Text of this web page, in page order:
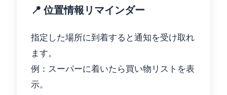
📍 位置情報リマインダー
指定した場所に到着すると通知を受け取れ
ます。
例：スーパーに着いたら買い物リストを表
示。